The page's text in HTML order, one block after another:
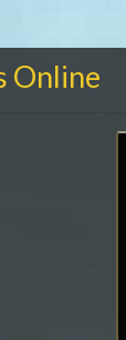
Online